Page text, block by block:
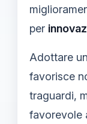
per
Adottare
favorisce
traguardi,
favorevole